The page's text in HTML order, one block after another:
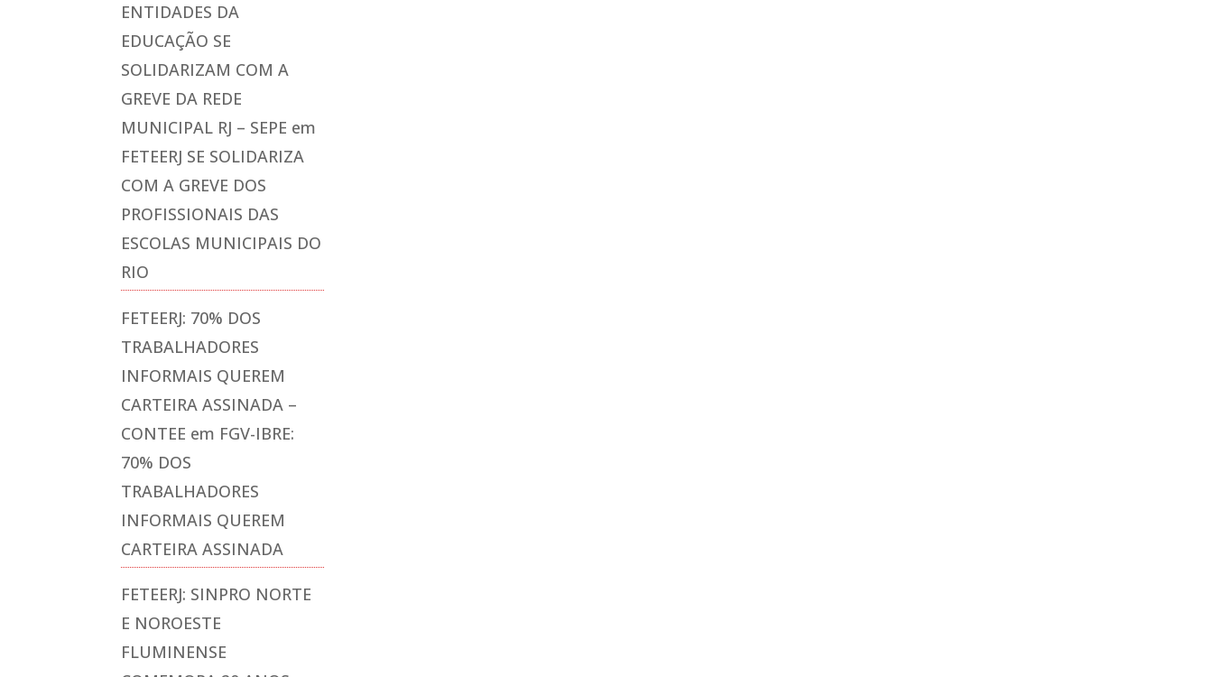
ENTIDADES DA
EDUCAÇÃO SE
SOLIDARIZAM COM A
GREVE DA REDE
MUNICIPAL RJ – SEPE em
FETEERJ SE SOLIDARIZA
COM A GREVE DOS
PROFISSIONAIS DAS
ESCOLAS MUNICIPAIS DO
RIO
FETEERJ: 70% DOS
TRABALHADORES
INFORMAIS QUEREM
CARTEIRA ASSINADA –
CONTEE em FGV-IBRE:
70% DOS
TRABALHADORES
INFORMAIS QUEREM
CARTEIRA ASSINADA
FETEERJ: SINPRO NORTE
E NOROESTE
FLUMINENSE